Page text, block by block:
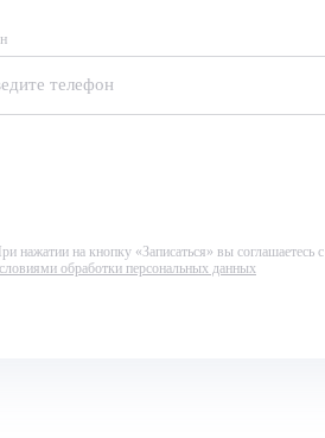
нажатии на кнопку «Записаться» вы соглашаетесь с
обработки персональных данных